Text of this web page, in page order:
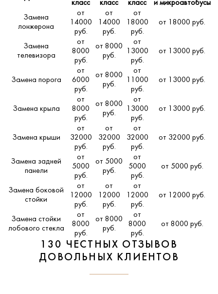
класс класс класс
и микроавтобусы
Замена
лонжерона
от
14000
руб.
от
14000
руб.
от
18000
руб.
от 18000 руб.
Замена
телевизора
от
8000
руб.
от 8000
руб.
от
13000
руб.
от 13000 руб.
Замена порога
от
6000
руб.
от 8000
руб.
от
11000
руб.
от 13000 руб.
Замена крыла
от
8000
руб.
от 8000
руб.
от
13000
руб.
от 13000 руб.
Замена крыши
от
32000
руб.
от
32000
руб.
от
32000
руб.
от 32000 руб.
Замена задней
панели
от
5000
руб.
от 5000
руб.
от
5000
руб.
от 5000 руб.
Замена боковой
стойки
от
12000
руб.
от
12000
руб.
от
12000
руб.
от 12000 руб.
Замена стойки
лобового стекла
от
8000
руб.
от 8000
руб.
от
8000
руб.
от 8000 руб.
130 ЧЕСТНЫХ ОТЗЫВОВ
ДОВОЛЬНЫХ КЛИЕНТОВ